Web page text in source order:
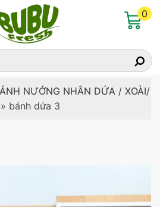
0
NƯỚNG NHÂN DỨA / XOÀI/
» bánh dứa 3